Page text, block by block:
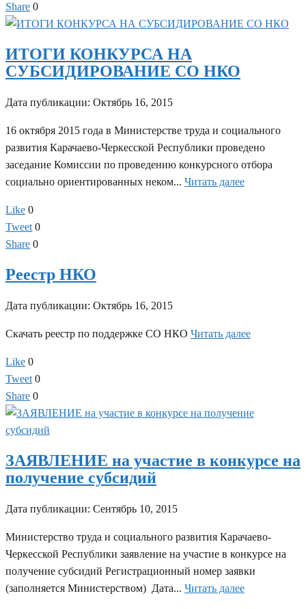
Share 0
ИТОГИ КОНКУРСА НА
СУБСИДИРОВАНИЕ СО НКО
Дата публикации: Октябрь 16, 2015
16 октября 2015 года в Министерстве труда и социального
развития Карачаево-Черкесской Республики проведено
заседание Комиссии по проведению конкурсного отбора
социально ориентированных неком... Читать далее
Like 0
Tweet 0
Share 0
Реестр НКО
Дата публикации: Октябрь 16, 2015
Скачать реестр по поддержке СО НКО Читать далее
Like 0
Tweet 0
Share 0
ЗАЯВЛЕНИЕ на участие в конкурсе на
получение субсидий
Дата публикации: Сентябрь 10, 2015
Министерство труда и социального развития Карачаево-
Черкесской Республики заявление на участие в конкурсе на
получение субсидий Регистрационный номер заявки
(заполняется Министерством) Дата... Читать далее